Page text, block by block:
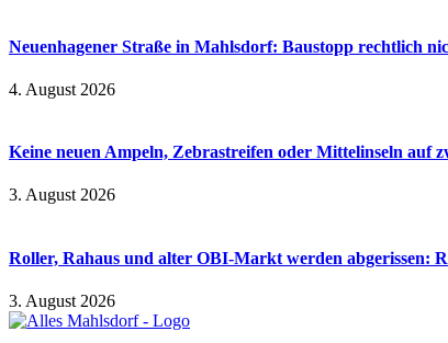
Neuenhagener Straße in Mahlsdorf: Baustopp rechtlich
4. August 2026
Keine neuen Ampeln, Zebrastreifen oder Mittelinseln auf
3. August 2026
Roller, Rahaus und alter OBI-Markt werden abgerissen:
3. August 2026